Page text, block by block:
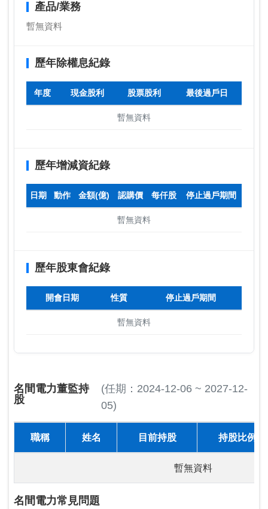
產品/業務
暫無資料
歷年除權息紀錄
年度 現金股利 股票股利 最後過戶日
暫無資料
歷年增減資紀錄
日期 動作 金額(億) 認購價 每仟股 停止過戶期間
暫無資料
歷年股東會紀錄
開會日期 性質 停止過戶期間
暫無資料
名間電力董監持
股
(任期：2024-12-06 ~ 2027-12-
05)
職稱 姓名 目前持股 持股比例
暫無資料
名間電力常見問題